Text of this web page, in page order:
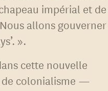
impérial et de
allons gouverner
».
cette nouvelle
colonialisme —